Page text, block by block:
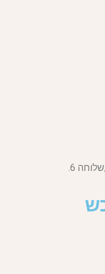
שלוחה 6.